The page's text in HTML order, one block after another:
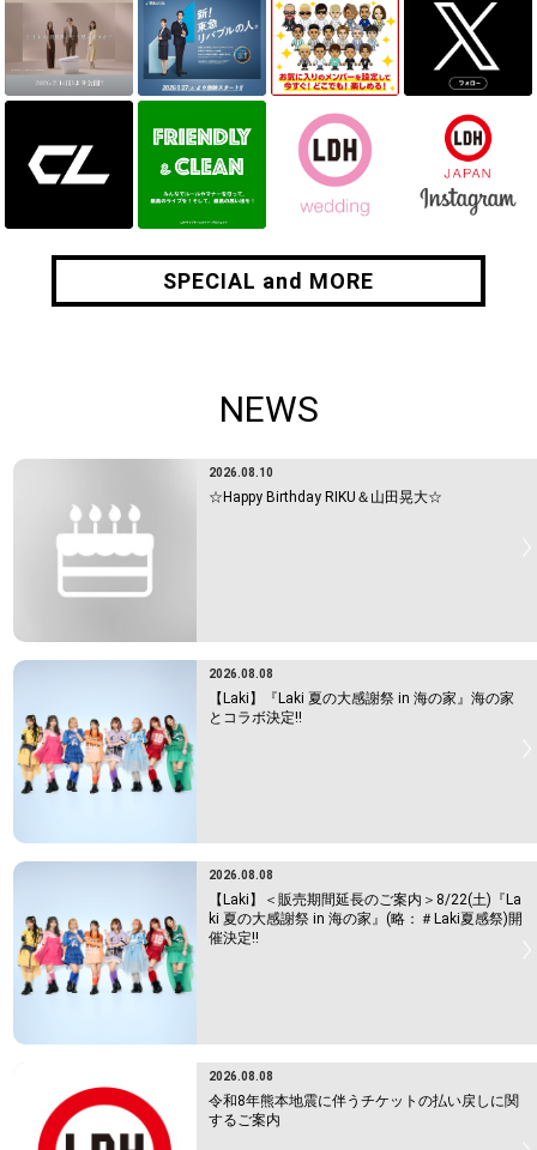
SPECIAL and MORE
SPECIAL and MORE
NEWS
2026.08.10
☆Happy Birthday RIKU＆山田晃大☆
2026.08.08
【Laki】『Laki 夏の大感謝祭 in 海の家』海の家
とコラボ決定!!
2026.08.08
【Laki】＜販売期間延長のご案内＞8/22(土)『La
ki 夏の大感謝祭 in 海の家』(略：＃Laki夏感祭)開
催決定!!
2026.08.08
令和8年熊本地震に伴うチケットの払い戻しに関
するご案内